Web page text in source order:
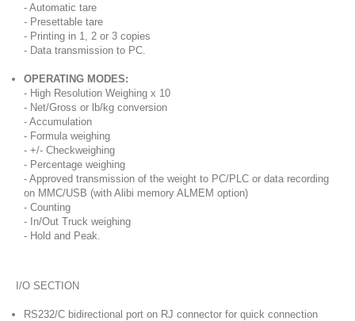
- Automatic tare
- Presettable tare
- Printing in 1, 2 or 3 copies
- Data transmission to PC.
OPERATING MODES:
- High Resolution Weighing x 10
- Net/Gross or lb/kg conversion
- Accumulation
- Formula weighing
- +/- Checkweighing
- Percentage weighing
- Approved transmission of the weight to PC/PLC or data recording
on MMC/USB (with Alibi memory ALMEM option)
- Counting
- In/Out Truck weighing
- Hold and Peak.
I/O SECTION
RS232/C bidirectional port on RJ connector for quick connection